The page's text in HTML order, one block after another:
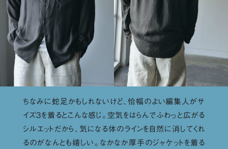
ちなみに蛇足かもしれないけど、恰幅のよい編集人がサ
イズ３を着るとこんな感じ。空気をはらんでふわっと広がる
シルエットだから、気になる体のラインを自然に消してくれ
るのがなんとも嬉しい。なかなか厚手のジャケットを着る